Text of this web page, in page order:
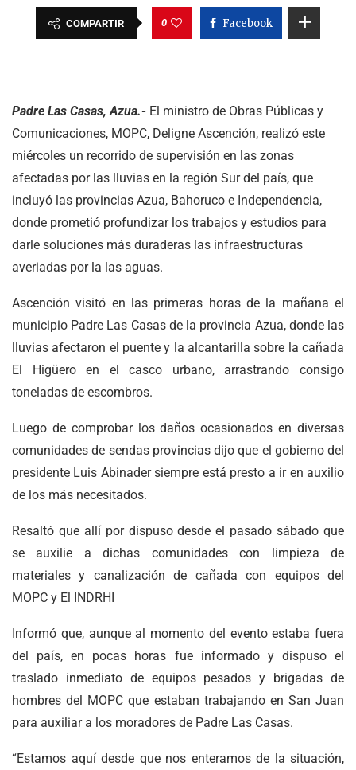
COMPARTIR 0 Facebook
Padre Las Casas, Azua.- El ministro de Obras Públicas y
Comunicaciones, MOPC, Deligne Ascención, realizó este
miércoles un recorrido de supervisión en las zonas
afectadas por las lluvias en la región Sur del país, que
incluyó las provincias Azua, Bahoruco e Independencia,
donde prometió profundizar los trabajos y estudios para
darle soluciones más duraderas las infraestructuras
averiadas por la las aguas.
Ascención visitó en las primeras horas de la mañana el
municipio Padre Las Casas de la provincia Azua, donde las
lluvias afectaron el puente y la alcantarilla sobre la cañada
El Higüero en el casco urbano, arrastrando consigo
toneladas de escombros.
Luego de comprobar los daños ocasionados en diversas
comunidades de sendas provincias dijo que el gobierno del
presidente Luis Abinader siempre está presto a ir en auxilio
de los más necesitados.
Resaltó que allí por dispuso desde el pasado sábado que
se auxilie a dichas comunidades con limpieza de
materiales y canalización de cañada con equipos del
MOPC y El INDRHI
Informó que, aunque al momento del evento estaba fuera
del país, en pocas horas fue informado y dispuso el
traslado inmediato de equipos pesados y brigadas de
hombres del MOPC que estaban trabajando en San Juan
para auxiliar a los moradores de Padre Las Casas.
“Estamos aquí desde que nos enteramos de la situación,